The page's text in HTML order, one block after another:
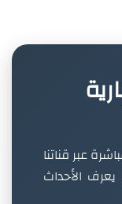
عبر قناتنا
الأحداث